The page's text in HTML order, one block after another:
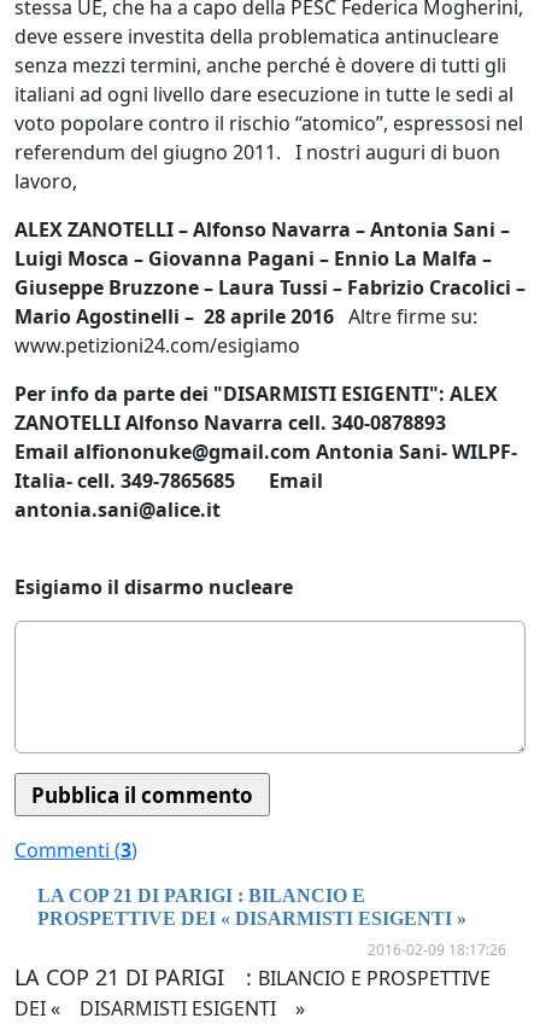
stessa UE, che ha a capo della PESC Federica Mogherini,
deve essere investita della problematica antinucleare
senza mezzi termini, anche perché è dovere di tutti gli
italiani ad ogni livello dare esecuzione in tutte le sedi al
voto popolare contro il rischio “atomico”, espressosi nel
referendum del giugno 2011. I nostri auguri di buon
lavoro,
ALEX ZANOTELLI – Alfonso Navarra – Antonia Sani –
Luigi Mosca – Giovanna Pagani – Ennio La Malfa –
Giuseppe Bruzzone – Laura Tussi – Fabrizio Cracolici –
Mario Agostinelli – 28 aprile 2016 Altre firme su:
www.petizioni24.com/esigiamo
Per info da parte dei "DISARMISTI ESIGENTI": ALEX
ZANOTELLIAlfonso Navarra cell. 340-0878893
Email alfiononuke@gmail.com Antonia Sani- WILPF-
Italia- cell. 349-7865685 Email
antonia.sani@alice.it
Esigiamo il disarmo nucleare
Commenti (3)
LA COP 21 DI PARIGI : BILANCIO E
PROSPETTIVE DEI « DISARMISTI ESIGENTI »
2016-02-09 18:17:26
LA COP 21 DI PARIGI : BILANCIO E PROSPETTIVE
DEI « DISARMISTI ESIGENTI »